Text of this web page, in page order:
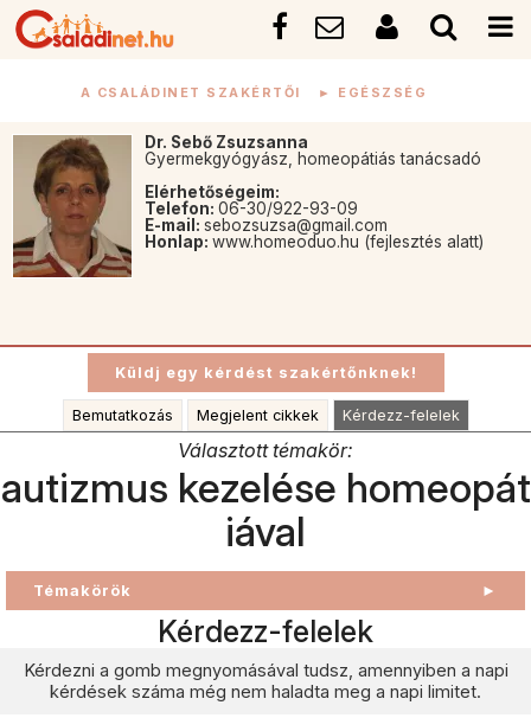
A CSALÁDINET SZAKÉRTŐI ► EGÉSZSÉG
Dr. Sebő Zsuzsanna
Gyermekgyógyász, homeopátiás tanácsadó
Elérhetőségeim:
Telefon: 06-30/922-93-09
E-mail: sebozsuzsa@gmail.com
Honlap: www.homeoduo.hu (fejlesztés alatt)
Bemutatkozás Megjelent cikkek Kérdezz-felelek
Választott témakör:
autizmus kezelése homeopát
iával
Témakörök ►
Kérdezz-felelek
Kérdezni a gomb megnyomásával tudsz, amennyiben a napi
kérdések száma még nem haladta meg a napi limitet.